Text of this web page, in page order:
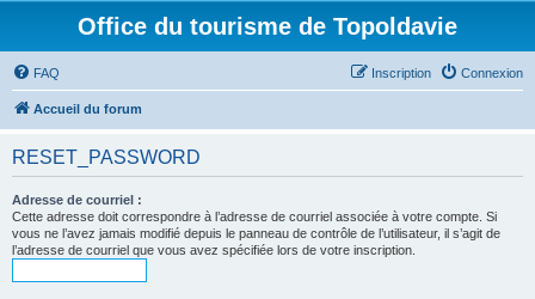
Office du tourisme de Topoldavie
FAQ Connexion
Inscription
Accueil du forum
RESET_PASSWORD
Adresse de courriel :
Cette adresse doit correspondre à l’adresse de courriel associée à votre compte. Si
vous ne l’avez jamais modifié depuis le panneau de contrôle de l’utilisateur, il s’agit de
l’adresse de courriel que vous avez spécifiée lors de votre inscription.